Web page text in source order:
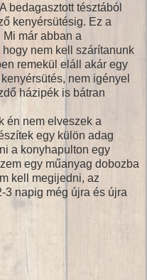
bedagasztott tésztából
kenyérsütésig. Ez a
már abban a
nem kell szárítanunk
remekül eláll akár egy
nem igényel
házipék is bátran
én nem elveszek a
egy külön adag
a konyhapulton egy
egy műanyag dobozba
kell megijedni, az
3 napig még újra és újra